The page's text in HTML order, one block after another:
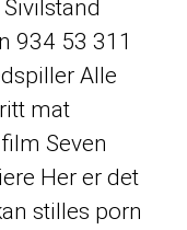
934 53 311
Alle
mat
Seven
Her er det
stilles porn